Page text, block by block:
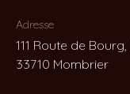
Adresse
111 Route de
33710 Mombrier
Adresse
111 Route de
33710 Mombrier